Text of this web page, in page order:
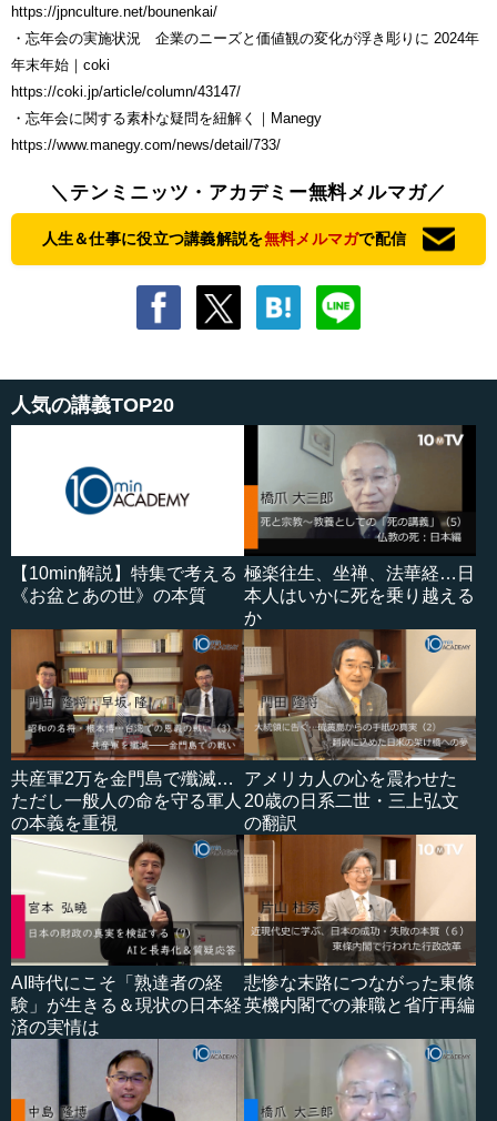
https://jpnculture.net/bounenkai/
・忘年会の実施状況 企業のニーズと価値観の変化が浮き彫りに 2024年
年末年始｜coki
https://coki.jp/article/column/43147/
・忘年会に関する素朴な疑問を紐解く｜Manegy
https://www.manegy.com/news/detail/733/
＼テンミニッツ・アカデミー無料メルマガ／
人生＆仕事に役立つ講義解説を無料メルマガで配信
人気の講義TOP20
【10min解説】特集で考える
《お盆とあの世》の本質
極楽往生、坐禅、法華経…日
本人はいかに死を乗り越える
か
共産軍2万を金門島で殲滅…
ただし一般人の命を守る軍人
の本義を重視
アメリカ人の心を震わせた
20歳の日系二世・三上弘文
の翻訳
AI時代にこそ「熟達者の経
験」が生きる＆現状の日本経
済の実情は
悲惨な末路につながった東條
英機内閣での兼職と省庁再編